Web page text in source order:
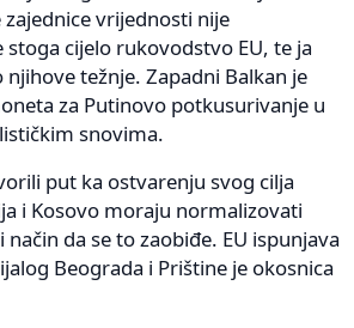
vrijednosti nije
stoga cijelo rukovodstvo EU, te ja
težnje. Zapadni Balkan je
za Putinovo potkusurivanje u
snovima.
put ka ostvarenju svog cilja
i Kosovo moraju normalizovati
da se to zaobiđe. EU ispunjava
Beograda i Prištine je okosnica